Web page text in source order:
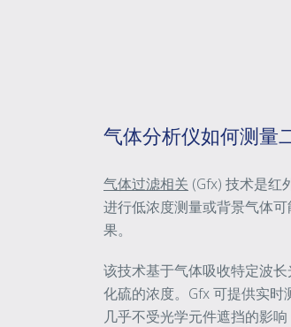
气体分析仪如何测量
气体过滤相关 (Gfx) 技术是红
进行低浓度测量或背景气体
果。
该技术基于气体吸收特定波
化硫的浓度。 Gfx可提供实时
几乎不受光学元件遮挡的影